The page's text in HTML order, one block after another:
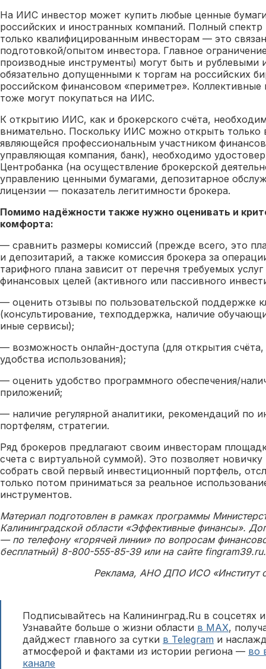
На ИИС инвестор может купить любые ценные
российских и иностранных компаний. Полный
только квалифицированным инвесторам — это
подготовкой/опытом инвестора. Главное
производные инструменты) могут быть и рублевыми
обязательно допущенными к торгам на российских
российском финансовом «периметре».
тоже могут покупаться на ИИС.
К открытию ИИС, как и брокерского счёта,
внимательно. Поскольку ИИС можно открыть только
являющейся профессиональным участником
управляющая компания, банк), необходимо
Центробанка (на осуществление брокерской
управлению ценными бумагами, депозитарное
лицензии — показатель легитимности брокера.
Помимо надёжности также нужно оценивать и
комфорта:
— сравнить размеры комиссий (прежде всего, это
и депозитарий, а также комиссия брокера за
тарифного плана зависит от перечня требуемых
финансовых целей (активного или пассивного
— оценить отзывы по пользовательской поддержке
(консультирование, техподдержка, наличие
иные сервисы);
— возможность онлайн-доступа (для открытия счёта,
удобства использования);
— оценить удобство программного обеспечения/
приложений;
— наличие регулярной аналитики, рекомендаций по
портфелям, стратегии.
Ряд брокеров предлагают своим инвесторам
счета с виртуальной суммой). Это позволяет
собрать свой первый инвестиционный портфель,
только потом приниматься за реальное
инструментов.
Материал подготовлен в рамках программы
Калининградской области «Эффективные финансы».
— по телефону «горячей линии» по вопросам
бесплатный) 8-800-555-85-39 или на сайте fingram39.ru.
Реклама, АНО ДПО ИСО «Институт
Подписывайтесь на Калининград.Ru в соцсетях
Узнавайте больше о жизни области в MAX,
дайджест главного за сутки в Telegram и
атмосферой и фактами из истории региона — во
канале